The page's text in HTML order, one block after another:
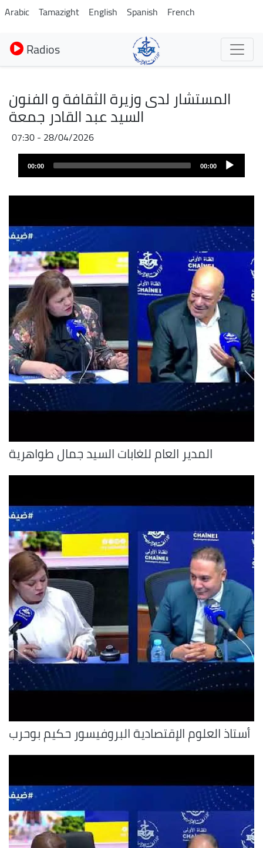
Aller
au
contenu
principal
Arabic Tamazight English Spanish French
Radios
المستشار لدى وزيرة الثقافة و الفنون
السيد عبد القادر جمعة
28/04/2026 - 07:30
Fichier
audio
00:00
00:00
المدير العام للغابات السيد جمال طواهرية
أستاذ العلوم الإقتصادية البروفيسور حكيم بوحرب